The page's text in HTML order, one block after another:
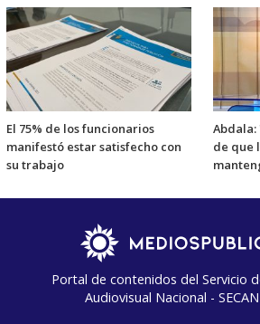
El 75% de los funcionarios
manifestó estar satisfecho con
su trabajo
de que
Portal de contenidos del Servicio
Audiovisual Nacional -